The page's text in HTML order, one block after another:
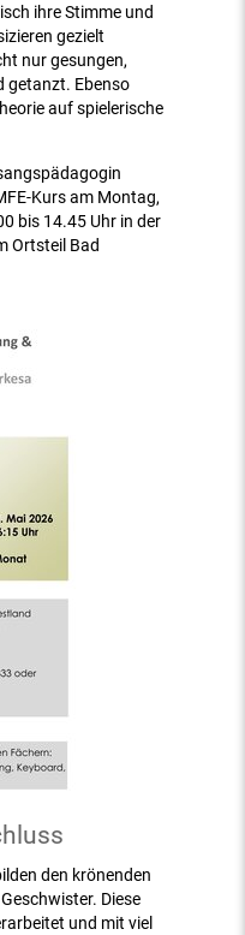
ihre Stimme und
gezielt
nur gesungen,
getanzt. Ebenso
auf spielerische
Kurs am Montag,
bis 14.45 Uhr in der
Ortsteil Bad
den krönenden
Diese
und mit viel